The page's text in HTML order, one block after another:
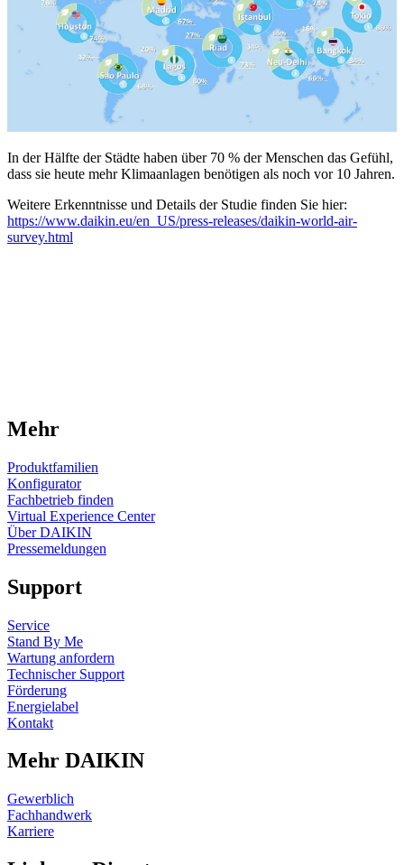
In der Hälfte der Städte haben über 70 % der Menschen das Gefühl,
dass sie heute mehr Klimaanlagen benötigen als noch vor 10 Jahren.
Weitere Erkenntnisse und Details der Studie finden Sie hier:
https://www.daikin.eu/en_US/press-releases/daikin-world-air-
survey.html
Mehr
Produktfamilien
Konfigurator
Fachbetrieb finden
Virtual Experience Center
Über DAIKIN
Pressemeldungen
Support
Service
Stand By Me
Wartung anfordern
Technischer Support
Förderung
Energielabel
Kontakt
Mehr DAIKIN
Gewerblich
Fachhandwerk
Karriere